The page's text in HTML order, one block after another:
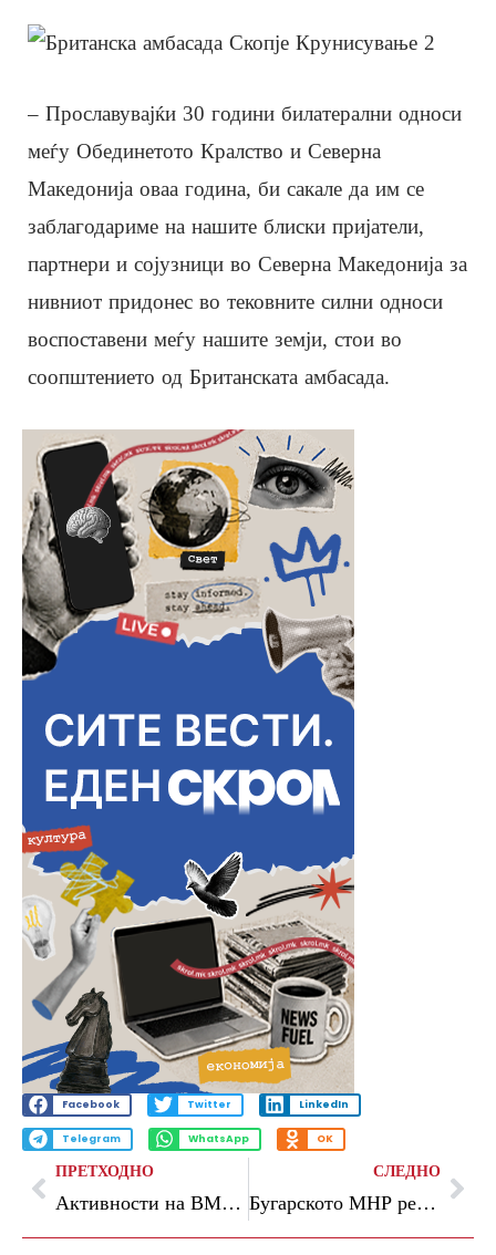
– Прославувајќи 30 години билатерални односи
меѓу Обединетото Кралство и Северна
Македонија оваа година, би сакале да им се
заблагодариме на нашите блиски пријатели,
партнери и сојузници во Северна Македонија за
нивниот придонес во тековните силни односи
воспоставени меѓу нашите земји, стои во
соопштението од Британската амбасада.
Facebook Twitter LinkedIn
Telegram WhatsApp OK
ПРЕТХОДНО
Активности на ВМРО-ДПМНЕ „Ова е Македонија за сите“ во Македонска Каменица, населените места Луковица, Тодоровци, Мошница, Саса, Куклиш, Банско и Свидовица
СЛЕДНО
Бугарското МНР реагира поради забраната за влез на петмина бугарски државјани, МВР истакнува дека не ги исполнувале условите за влез на странци